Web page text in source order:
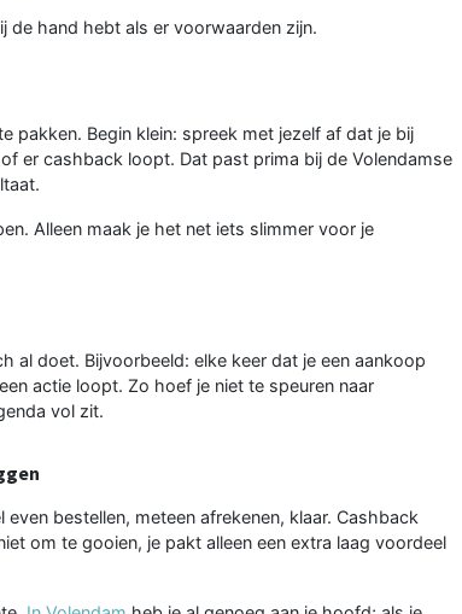
de hand hebt als er voorwaarden zijn.
Begin klein: spreek met jezelf af dat je bij
er cashback loopt. Dat past prima bij de Volendamse
Alleen maak je het net iets slimmer voor je
al doet. Bijvoorbeeld: elke keer dat je een aankoop
actie loopt. Zo hoef je niet te speuren naar
vol zit.
bestellen, meteen afrekenen, klaar. Cashback
om te gooien, je pakt alleen een extra laag voordeel